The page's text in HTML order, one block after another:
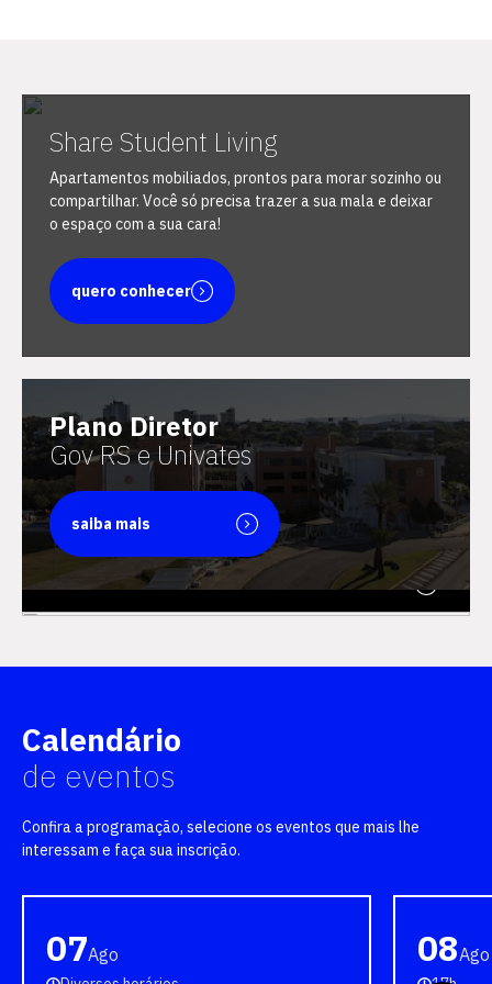
Share Student Living
Apartamentos mobiliados, prontos para morar sozinho ou
compartilhar. Você só precisa trazer a sua mala e deixar
o espaço com a sua cara!
quero conhecer
Plano Diretor
Gov RS e Univates
saiba mais
Calendário
de eventos
Confira a programação, selecione os eventos que mais lhe
interessam e faça sua inscrição.
07Ago 08Ago
Escolha a vaga que você
quer concorrer:
vagas para início de curso
vagas a partir do 2º ano de curso